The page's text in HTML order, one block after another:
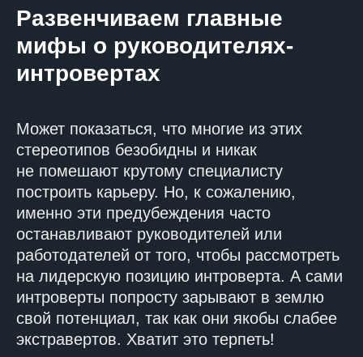
Развенчиваем главные
мифы о руководителях-
интровертах
Может показаться, что многие из этих
стереотипов безобидны и никак
не помешают крутому специалисту
построить карьеру. Но, к сожалению,
именно эти предубеждения часто
останавливают руководителей или
работодателей от того, чтобы рассмотреть
на лидерскую позицию интроверта. А сами
интроверты попросту зарывают в землю
свой потенциал, так как они якобы слабее
экстравертов. Хватит это терпеть!